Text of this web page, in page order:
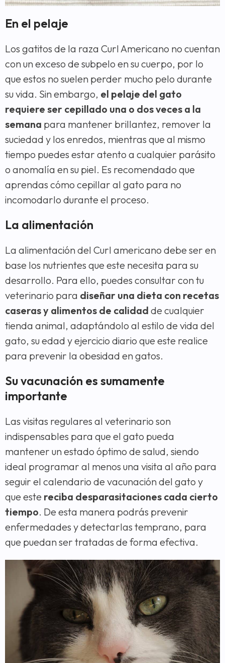
En el pelaje
Los gatitos de la raza Curl Americano no cuentan
con un exceso de subpelo en su cuerpo, por lo
que estos no suelen perder mucho pelo durante
su vida. Sin embargo, el pelaje del gato
requiere ser cepillado una o dos veces a la
semana para mantener brillantez, remover la
suciedad y los enredos, mientras que al mismo
tiempo puedes estar atento a cualquier parásito
o anomalía en su piel. Es recomendado que
aprendas cómo cepillar al gato para no
incomodarlo durante el proceso.
La alimentación
La alimentación del Curl americano debe ser en
base los nutrientes que este necesita para su
desarrollo. Para ello, puedes consultar con tu
veterinario para diseñar una dieta con recetas
caseras y alimentos de calidad de cualquier
tienda animal, adaptándolo al estilo de vida del
gato, su edad y ejercicio diario que este realice
para prevenir la obesidad en gatos.
Su vacunación es sumamente
importante
Las visitas regulares al veterinario son
indispensables para que el gato pueda
mantener un estado óptimo de salud, siendo
ideal programar al menos una visita al año para
seguir el calendario de vacunación del gato y
que este reciba desparasitaciones cada cierto
tiempo. De esta manera podrás prevenir
enfermedades y detectarlas temprano, para
que puedan ser tratadas de forma efectiva.